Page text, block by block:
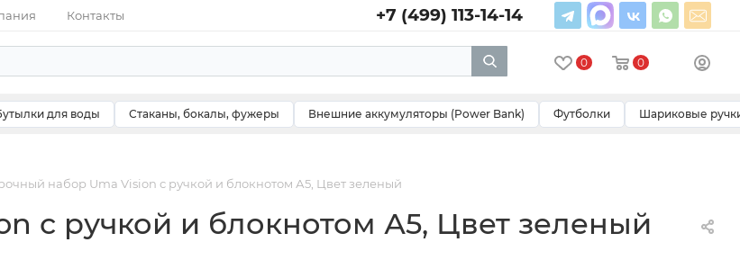
Контакты +7 (499) 113-14-14
0 0
для воды Стаканы, бокалы, фужеры Внешние аккумуляторы (Power Bank) Футболки Шариковые
набор Uma Vision с ручкой и блокнотом А5, Цвет зеленый
с ручкой и блокнотом А5, Цвет зеленый